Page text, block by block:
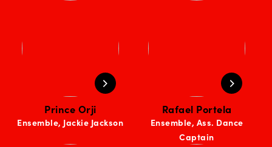
Prince Orji
Ensemble, Jackie Jackson
Rafael Portela
Ensemble, Ass. Dance
Captain